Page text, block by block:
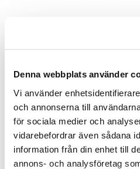
Denna webbplats använder
Vi använder
och annonserna till
för sociala medier och
vidarebefordrar även sådana
information från din enhet till
annons- och analysföretag
Ta väl hand om ditt nya smycke
smyckena på natten under
Förvara dina smycken så att de
varandra, exempelvis i en
emellan.